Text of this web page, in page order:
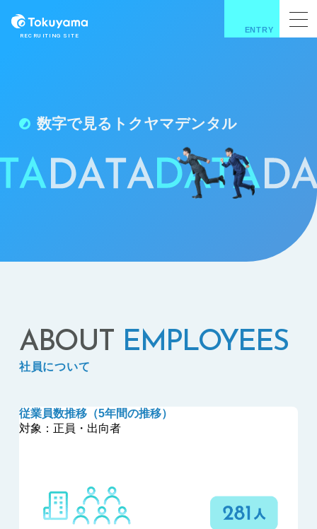
RECRUITING SITE
ENTRY
数字で見るトクヤマデンタル
ABOUT EMPLOYEES
社員について
従業員数推移（5年間の推移）
対象：正員・出向者